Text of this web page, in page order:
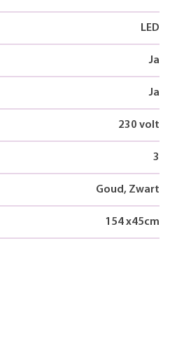
LED
Ja
Ja
230 volt
3
Goud, Zwart
154x45cm